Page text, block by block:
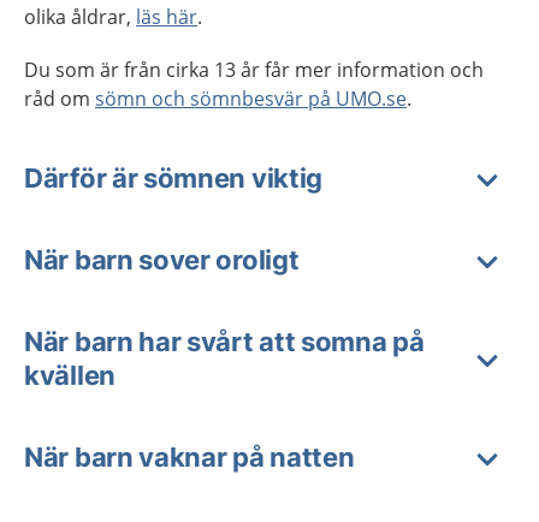
olika åldrar, läs här.
Du som är från cirka 13 år får mer information och
råd om sömn och sömnbesvär på UMO.se.
Därför är sömnen viktig
När barn sover oroligt
När barn har svårt att somna på
kvällen
När barn vaknar på natten